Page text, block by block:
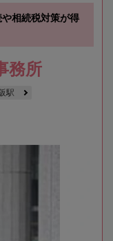
や相続税対策が得
務所
駅